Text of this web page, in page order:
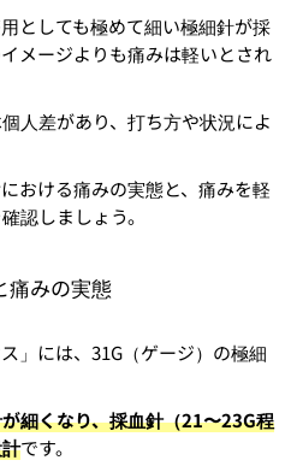
としても極めて細い極細針が採
メージよりも痛みは軽いとされ
人差があり、打ち方や状況によ
おける痛みの実態と、痛みを軽
認しましょう。
痛みの実態
」には、31G（ゲージ）の極細
細くなり、採血針（21〜23G程
です。